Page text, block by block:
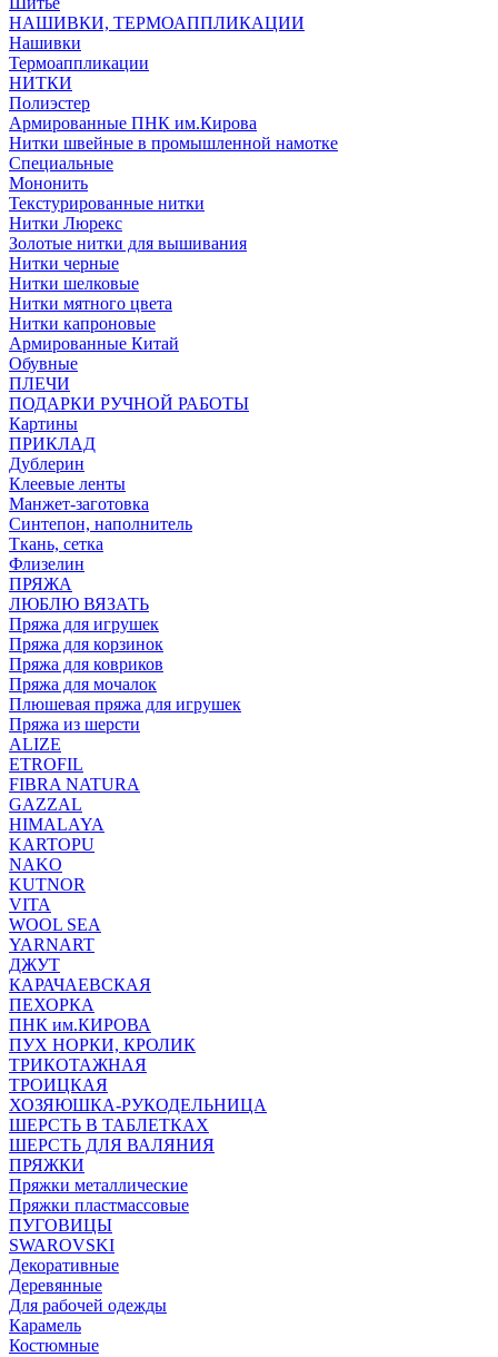
НАШИВКИ, ТЕРМОАППЛИКАЦИИ
Нашивки
Термоаппликации
НИТКИ
Полиэстер
Армированные ПНК им.Кирова
Нитки швейные в промышленной намотке
Специальные
Мононить
Текстурированные нитки
Нитки Люрекс
Золотые нитки для вышивания
Нитки черные
Нитки шелковые
Нитки мятного цвета
Нитки капроновые
Армированные Китай
Обувные
ПЛЕЧИ
ПОДАРКИ РУЧНОЙ РАБОТЫ
Картины
ПРИКЛАД
Дублерин
Клеевые ленты
Манжет-заготовка
Синтепон, наполнитель
Ткань, сетка
Флизелин
ПРЯЖА
ЛЮБЛЮ ВЯЗАТЬ
Пряжа для игрушек
Пряжа для корзинок
Пряжа для ковриков
Пряжа для мочалок
Плюшевая пряжа для игрушек
Пряжа из шерсти
ALIZE
ETROFIL
FIBRA NATURA
GAZZAL
HIMALAYA
KARTOPU
NAKO
KUTNOR
VITA
WOOL SEA
YARNART
ДЖУТ
КАРАЧАЕВСКАЯ
ПЕХОРКА
ПНК им.КИРОВА
ПУХ НОРКИ, КРОЛИК
ТРИКОТАЖНАЯ
ТРОИЦКАЯ
ХОЗЯЮШКА-РУКОДЕЛЬНИЦА
ШЕРСТЬ В ТАБЛЕТКАХ
ШЕРСТЬ ДЛЯ ВАЛЯНИЯ
ПРЯЖКИ
Пряжки металлические
Пряжки пластмассовые
ПУГОВИЦЫ
SWAROVSKI
Декоративные
Деревянные
Для рабочей одежды
Карамель
Костюмные